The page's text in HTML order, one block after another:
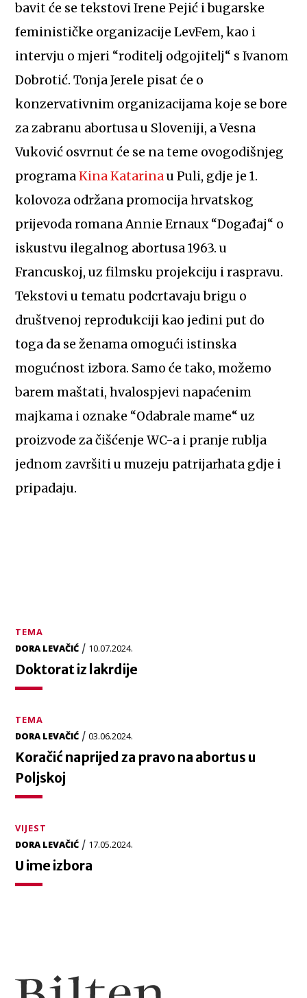
bavit će se tekstovi Irene Pejić i bugarske
feminističke organizacije LevFem, kao i
intervju o mjeri “roditelj odgojitelj“ s Ivanom
Dobrotić. Tonja Jerele pisat će o
konzervativnim organizacijama koje se bore
za zabranu abortusa u Sloveniji, a Vesna
Vuković osvrnut će se na teme ovogodišnjeg
programaKina Katarinau Puli, gdje je 1.
kolovoza održana promocija hrvatskog
prijevoda romana Annie Ernaux “Događaj“ o
iskustvu ilegalnog abortusa 1963. u
Francuskoj, uz filmsku projekciju i raspravu.
Tekstovi u tematu podcrtavaju brigu o
društvenoj reprodukciji kao jedini put do
toga da se ženama omogući istinska
mogućnost izbora. Samo će tako, možemo
barem maštati, hvalospjevi napaćenim
majkama i oznake “Odabrale mame“ uz
proizvode za čišćenje WC-a i pranje rublja
jednom završiti u muzeju patrijarhata gdje i
pripadaju.
TEMA
DORA LEVAČIĆ / 10.07.2024.
Doktorat iz lakrdije
TEMA
DORA LEVAČIĆ /03.06.2024.
Koračić naprijed za pravo na abortus u
Poljskoj
VIJEST
DORA LEVAČIĆ / 17.05.2024.
U ime izbora